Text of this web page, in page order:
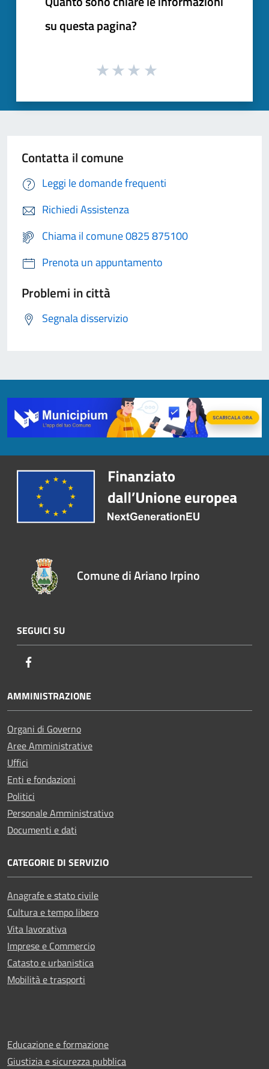
su questa pagina?
Contatta il comune
Leggi le domande frequenti
Richiedi Assistenza
Chiama il comune 0825 875100
Prenota un appuntamento
Problemi in città
Segnala disservizio
Comune di Ariano Irpino
SEGUICI SU
AMMINISTRAZIONE
Organi di Governo
Aree Amministrative
Uffici
Enti e fondazioni
Politici
Personale Amministrativo
Documenti e dati
CATEGORIE DI SERVIZIO
Anagrafe e stato civile
Cultura e tempo libero
Vita lavorativa
Imprese e Commercio
Catasto e urbanistica
Mobilità e trasporti
Educazione e formazione
Giustizia e sicurezza pubblica